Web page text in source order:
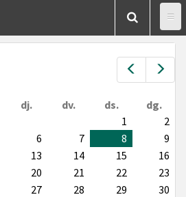
Prev
dj. dv. ds.
dg.
1
2
6 7 8
9
13 14 15
16
20 21 22
23
27 28 29
30